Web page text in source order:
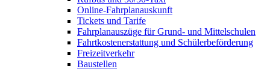
Online-Fahrplanauskunft
Tickets und Tarife
Fahrplanauszüge für Grund- und Mittelschulen
Fahrtkostenerstattung und Schülerbeförderung
Freizeitverkehr
Baustellen